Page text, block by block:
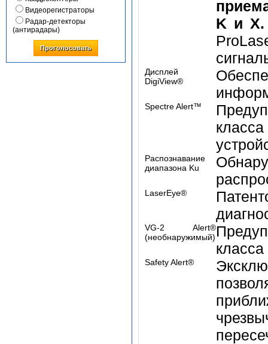
Видеорегистраторы
Радар-детекторы
(антирадары)
Проголосовать
K и
Дисплей
DigiView®
Spectre Alert™
Распознавание
диапазона Ku
LaserEye®
VG-2 Alert®
(необнаружимый)
Safety Alert®